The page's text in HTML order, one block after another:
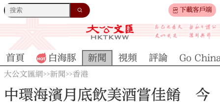
下載客戶端
首頁 白海豚 新聞 視頻 評論 Go
大公文匯網>>新聞>>香港
中環海濱月底飲美酒嘗佳餚 今